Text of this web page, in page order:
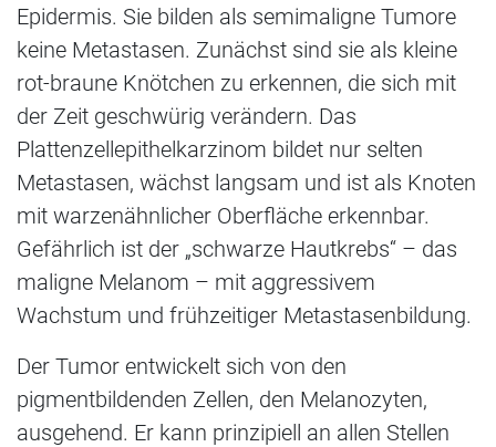
Epidermis. Sie bilden als semimaligne Tumore
keine Metastasen. Zunächst sind sie als kleine
rot-braune Knötchen zu erkennen, die sich mit
der Zeit geschwürig verändern. Das
Plattenzellepithelkarzinom bildet nur selten
Metastasen, wächst langsam und ist als Knoten
mit warzenähnlicher Oberfläche erkennbar.
Gefährlich ist der „schwarze Hautkrebs“ – das
maligne Melanom – mit aggressivem
Wachstum und frühzeitiger Metastasenbildung.
Der Tumor entwickelt sich von den
pigmentbildenden Zellen, den Melanozyten,
ausgehend. Er kann prinzipiell an allen Stellen